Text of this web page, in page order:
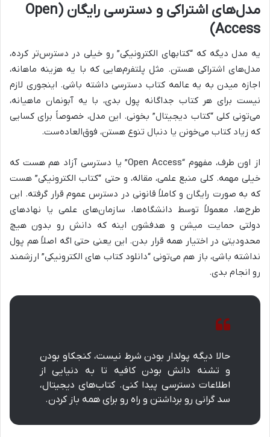
مدل‌های اشتراکی و دسترسی رایگان (Open
Access)
یه مدل دیگه که “کتابهای الکترونیکی” رو خیلی در دسترس‌تر کرده،
مدل‌های اشتراکی هستن. مثل پلتفرم‌هایی که با یه هزینه ماهانه،
اجازه میدن به یه عالمه کتاب دسترسی داشته باشی. اینجوری لازم
نیست برای هر کتاب جداگانه پول بدی، با یه آبونمان ماهیانه،
می‌تونی کلی “کتاب دیجیتال” بخونی. این مدل، خصوصاً برای کسایی
که زیاد کتاب می‌خونن یا دنبال تنوع هستن، فوق‌العاده‌ست.
از اون طرف، مفهوم “Open Access” یا دسترسی آزاد هم هست که
خیلی مهمه. کلی منبع علمی، مقاله، و حتی “کتاب الکترونیکی” هست
که به صورت رایگان و کاملاً قانونی در دسترس عموم قرار گرفته. این
طرح‌ها، معمولاً توسط دانشگاه‌ها، سازمان‌های علمی یا نهادهای
دولتی حمایت میشن و هدفشون اینه که دانش رو بدون هیچ
محدودیتی در اختیار همه قرار بدن. این یعنی حتی اگه اصلاً هم پول
نداشته باشی، باز هم می‌تونی “دانلود کتاب های الکترونیکی” ارزشمند
رو انجام بدی.
حالا دیگه پولدار بودن شرط نیست، کنجکاو بودن
و تشنه دانش بودن کافیه تا به دنیایی از
اطلاعات دسترسی پیدا کنی. کتاب‌های دیجیتال،
سد گرانی رو برداشتن و راه رو برای همه باز کردن.